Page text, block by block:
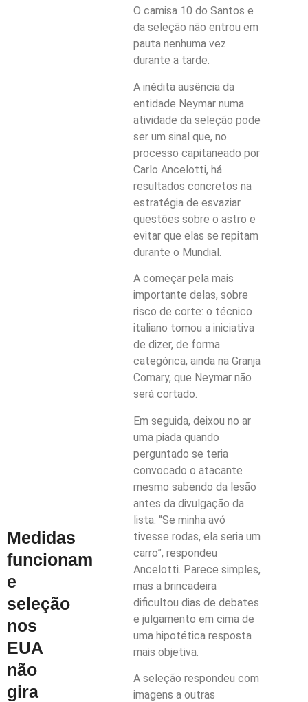
Medidas
funcionam
e
seleção
nos
EUA
não
gira
O camisa 10 do Santos e
da seleção não entrou em
pauta nenhuma vez
durante a tarde.
A inédita ausência da
entidade Neymar numa
atividade da seleção pode
ser um sinal que, no
processo capitaneado por
Carlo Ancelotti, há
resultados concretos na
estratégia de esvaziar
questões sobre o astro e
evitar que elas se repitam
durante o Mundial.
A começar pela mais
importante delas, sobre
risco de corte: o técnico
italiano tomou a iniciativa
de dizer, de forma
categórica, ainda na Granja
Comary, que Neymar não
será cortado.
Em seguida, deixou no ar
uma piada quando
perguntado se teria
convocado o atacante
mesmo sabendo da lesão
antes da divulgação da
lista: “Se minha avó
tivesse rodas, ela seria um
carro”, respondeu
Ancelotti. Parece simples,
mas a brincadeira
dificultou dias de debates
e julgamento em cima de
uma hipotética resposta
mais objetiva.
A seleção respondeu com
imagens a outras